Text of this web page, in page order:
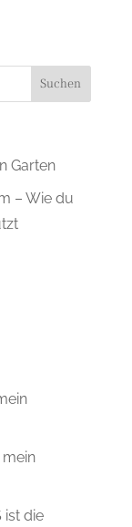
Suchen
Garten
– Wie du
mein
ist die